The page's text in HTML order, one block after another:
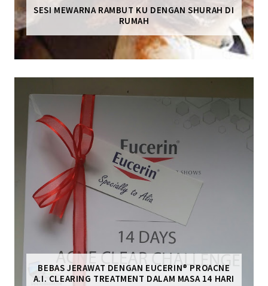
SESI MEWARNA RAMBUT KU DENGAN SHURAH DI
RUMAH
BEBAS JERAWAT DENGAN EUCERIN® PROACNE
A.I. CLEARING TREATMENT DALAM MASA 14 HARI